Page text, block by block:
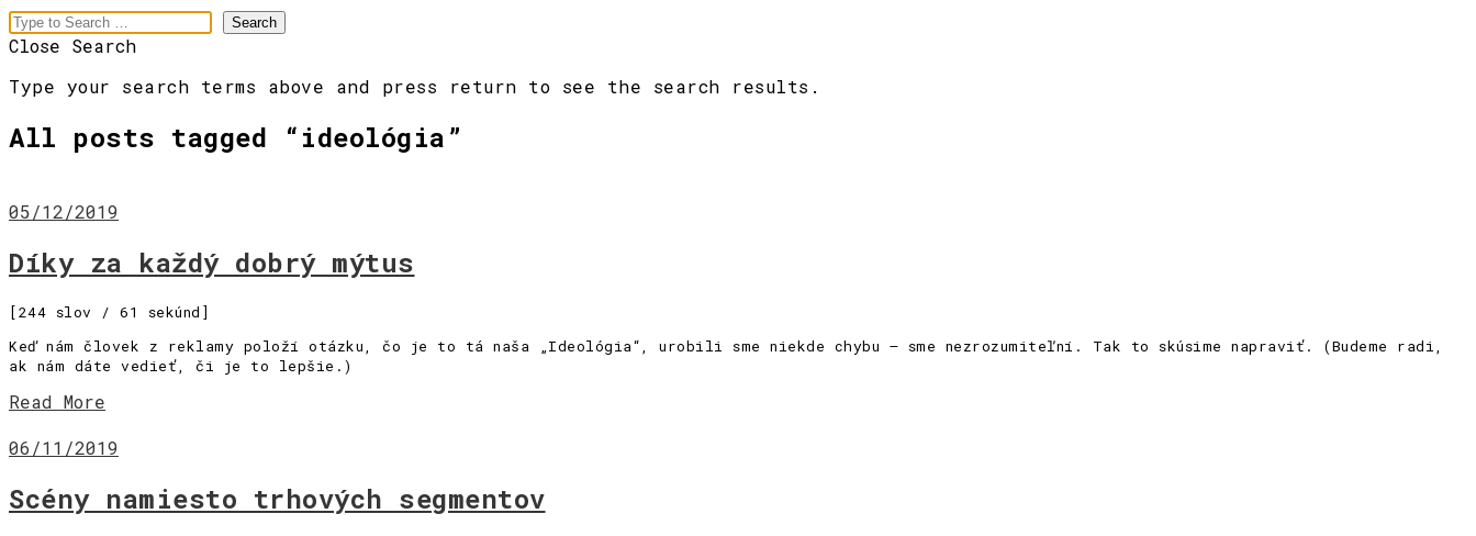
Close Search
Type your search terms above and press return to see the search results.
meaningful
branding
Menu
[Pre vás]
[Slová]
[Obrazy]
[Zvuky]
All posts tagged “ideológia”
05/12/2019
Díky za každý dobrý mýtus
[244 slov / 61 sekúnd]
Keď nám človek z reklamy položí otázku, čo je to tá naša „Ideológia“, urobili sme niekde chybu – sme nezrozumiteľní. Tak to skúsime napraviť. (Budeme radi,
ak nám dáte vedieť, či je to lepšie.)
Read More
06/11/2019
Scény namiesto trhových segmentov